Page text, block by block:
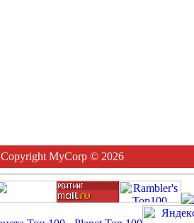
Copyright MyCorp © 2026